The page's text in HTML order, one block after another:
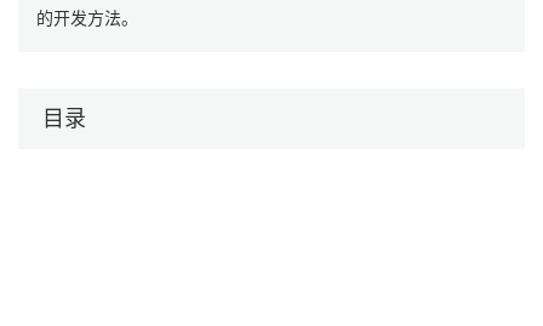
的开发方法。
目录